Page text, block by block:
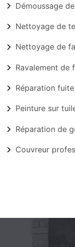
Démoussage
Nettoyage de
Nettoyage de
Ravalement de
Réparation
Peinture sur
Réparation de
Couvreur